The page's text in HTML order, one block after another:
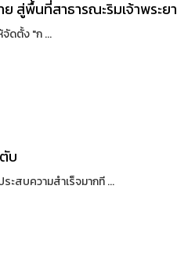
สู่พื้นที่สาธารณะริมเจ้าพระยา
ดตั้ง "ก ...
บ
สบความสำเร็จมากที ...